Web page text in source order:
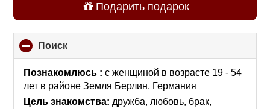
Подарить подарок
Поиск
to
collapse
contents
Познакомлюсь :с женщиной в возрасте 19 - 54
лет в районе Земля Берлин, Германия
Цель знакомства: дружба, любовь, брак,